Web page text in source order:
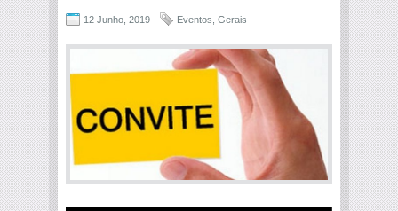
12 Junho, 2019 Eventos Gerais